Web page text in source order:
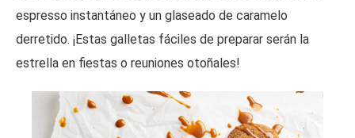
espresso instantáneo y un glaseado de caramelo
derretido. ¡Estas galletas fáciles de preparar serán la
estrella en fiestas o reuniones otoñales!